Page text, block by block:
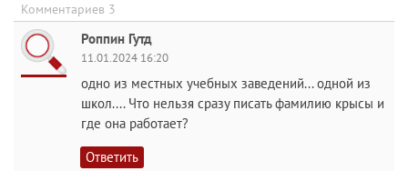
Комментариев 3
Роппин Гутд
11.01.2024 16:20
одно из местных учебных заведений... одной из
школ.... Что нельзя сразу писать фамилию крысы и
где она работает?
Ответить